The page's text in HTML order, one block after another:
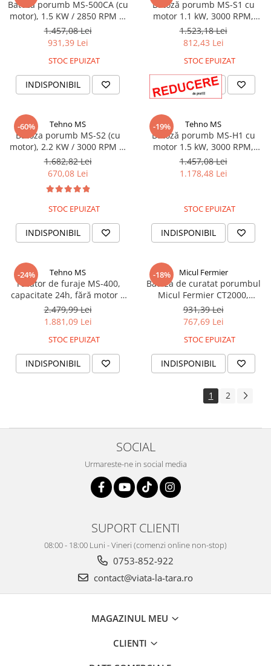
Batoza porumb MS-500CA (cu
motor), 1.5 KW / 2850 RPM si
tensiune de 220V, 2000 kg/h
1.457,08 Lei
931,39 Lei
STOC EPUIZAT
INDISPONIBIL
Batoză porumb MS-S1 cu
motor 1.1 kW, 3000 RPM,
tensiune 220V, capacitate
1000-1200 kg/h – echipament
profesional pentru treierat
porumb
1.523,18 Lei
812,43 Lei
STOC EPUIZAT
INDISPONIBIL
-60% Tehno MS
Batoza porumb MS-S2 (cu
motor), 2.2 KW / 3000 RPM si
tensiune de 220V, 3500 kg/h
1.682,82 Lei
670,08 Lei
STOC EPUIZAT
INDISPONIBIL
-19% Tehno MS
Batoză porumb MS-H1 cu
motor 1.5 kW, 3000 RPM,
tensiune 220V – capacitate
1800 kg/h, echipament
profesional
1.457,08 Lei
1.178,48 Lei
STOC EPUIZAT
INDISPONIBIL
-24% Tehno MS
Tocator de furaje MS-400,
capacitate 24h, fără motor –
pentru tocat rapid și eficient
2.479,99 Lei
1.881,09 Lei
STOC EPUIZAT
INDISPONIBIL
-18% Micul Fermier
Batoza de curatat porumbul
Micul Fermier CT2000,
productie 1500-2000kg/h, 2.2
kw, 3000 rpm, GF-1140-S01-G2
931,39 Lei
767,69 Lei
STOC EPUIZAT
INDISPONIBIL
1 2
SOCIAL
Urmareste-ne in social media
SUPORT CLIENTI
08:00 - 18:00 Luni - Vineri (comenzi online non-stop)
0753-852-922
contact@viata-la-tara.ro
MAGAZINUL MEU
CLIENTI